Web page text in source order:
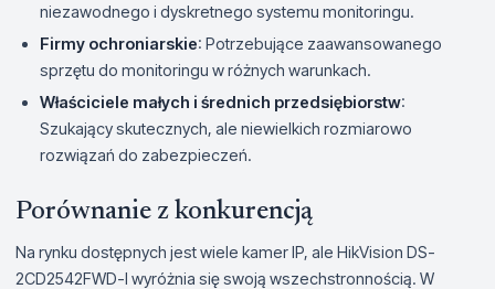
niezawodnego i dyskretnego systemu monitoringu.
Firmy ochroniarskie: Potrzebujące zaawansowanego
sprzętu do monitoringu w różnych warunkach.
Właściciele małych i średnich przedsiębiorstw:
Szukający skutecznych, ale niewielkich rozmiarowo
rozwiązań do zabezpieczeń.
Porównanie z konkurencją
Na rynku dostępnych jest wiele kamer IP, ale HikVision DS-
2CD2542FWD-I wyróżnia się swoją wszechstronnością. W